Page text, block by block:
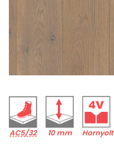
AC5/32 10 mm Hornyolt